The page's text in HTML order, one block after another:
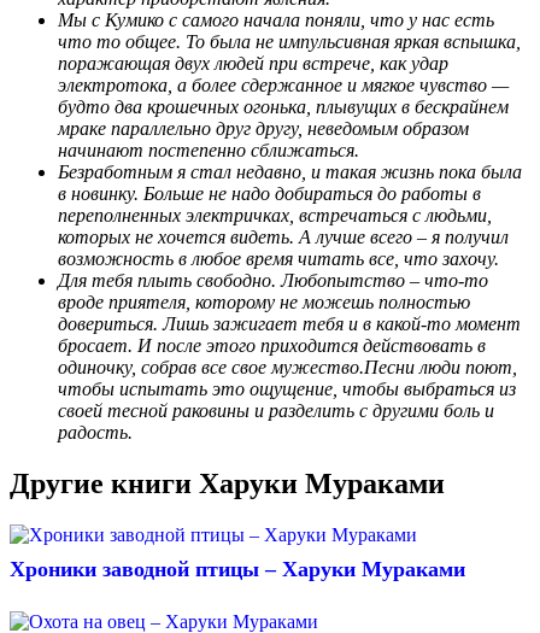
Мы с Кумико с самого начала поняли, что у нас есть
что то общее. То была не импульсивная яркая вспышка,
поражающая двух людей при встрече, как удар
электротока, а более сдержанное и мягкое чувство —
будто два крошечных огонька, плывущих в бескрайнем
мраке параллельно друг другу, неведомым образом
начинают постепенно сближаться.
Безработным я стал недавно, и такая жизнь пока была
в новинку. Больше не надо добираться до работы в
переполненных электричках, встречаться с людьми,
которых не хочется видеть. А лучше всего – я получил
возможность в любое время читать все, что захочу.
Для тебя плыть свободно. Любопытство – что-то
вроде приятеля, которому не можешь полностью
довериться. Лишь зажигает тебя и в какой-то момент
бросает. И после этого приходится действовать в
одиночку, собрав все свое мужество.Песни люди поют,
чтобы испытать это ощущение, чтобы выбраться из
своей тесной раковины и разделить с другими боль и
радость.
Другие книги Харуки Мураками
Хроники заводной птицы – Харуки Мураками